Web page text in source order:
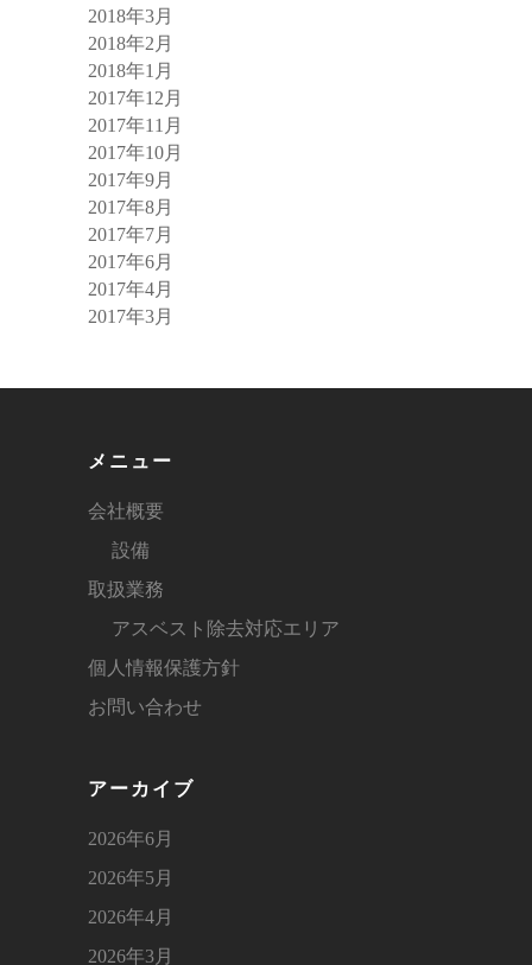
2018年3月
2018年2月
2018年1月
2017年12月
2017年11月
2017年10月
2017年9月
2017年8月
2017年7月
2017年6月
2017年4月
2017年3月
メニュー
会社概要
設備
取扱業務
アスベスト除去対応エリア
個人情報保護方針
お問い合わせ
アーカイブ
2026年6月
2026年5月
2026年4月
2026年3月